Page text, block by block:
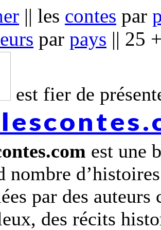
|| les contes par
par pays || 25
est fier de
est une
nombre
par des
des récits